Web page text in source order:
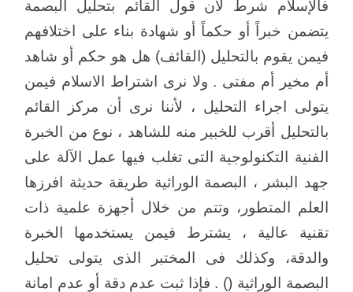
فالإسلام شرط لان قول القائم بتحليل البصمة
يتضمن خبراً أو حكماً أو شهادة بناء على اختلافهم
فيمن يقوم بالتحليل (القائف) هل هو حكم أو شاهد
أم مخير أم مفتى . ولا نرى اشتراط الاسلام فيمن
يتولى اجراء التحليل ، لأننا نرى أن مركز القائم
بالتحليل أقرب للخبير منه للشاهد ، نوع من الخبرة
الفنية التكنولوجية التى تغلب فيها عمل الآلة على
جهد البشر ، البصمة الوراثية طريقة حديثة افرزها
العلم المتطور، وتتم من خلال أجهزة علمية ذات
تقنية عالية ، يشترط فيمن يستخدمها الخبرة
والدقة، وكذلك فى المختبر الذى يتولى تحليل
البصمة الوراثية () . فإذا ثبت عدم دقة أو عدم امانة